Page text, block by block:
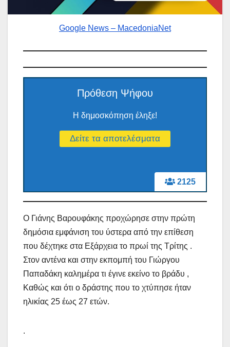
Google News – MacedoniaNet
2125
Πρόθεση Ψήφου
Η δημοσκόπηση έληξε!
Ο Γιάνης Βαρουφάκης προχώρησε στην πρώτη
δημόσια εμφάνιση του ύστερα από την επίθεση
που δέχτηκε στα Εξάρχεια το πρωί της Τρίτης .
Στον αντένα και στην εκπομπή του Γιώργου
Παπαδάκη καλημέρα τι έγινε εκείνο το βράδυ ,
Καθώς και ότι ο δράστης που το χτύπησε ήταν
ηλικίας 25 έως 27 ετών.
.